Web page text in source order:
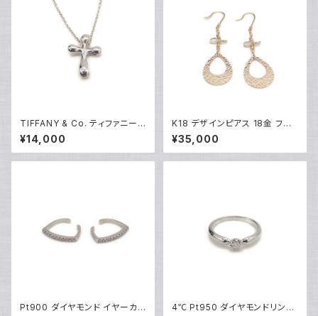
TIFFANY & Co. ティファニー
エルサペレッティ スモールクロ
ス ペンダント ネックレス シルバ
ー925 アズキチェーン Y0523
¥14,000
K18 デザインピアス 18金 フッ
クピアス Y05251
¥35,000
Pt900 ダイヤモンド イヤーカフ
4℃ Pt950 ダイヤモンドリング